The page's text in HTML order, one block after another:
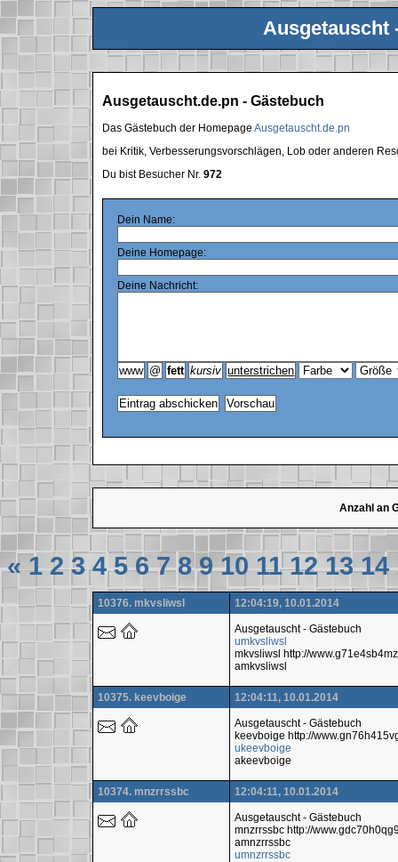
Ausgetauscht
Ausgetauscht.de.pn - Gästebuch
Das Gästebuch der HomepageAusgetauscht.de.pn
bei Kritik, Verbesserungsvorschlägen, Lob oder anderen
Du bist Besucher Nr.972
Dein Name:
Deine Homepage:
Deine Nachricht:
Anzahl an
« 1 2 3 4 5 6 7 8 9 10 11 12 13 14
10376. mkvsliwsl 12:04:19, 10.01.2014
Ausgetauscht - Gästebuch
umkvsliwsl
mkvsliwsl http://
amkvsliwsl
10375. keevboige 12:04:11, 10.01.2014
Ausgetauscht - Gästebuch
keevboige http://
ukeevboige
akeevboige
10374. mnzrrssbc 12:04:11, 10.01.2014
Ausgetauscht - Gästebuch
mnzrrssbc http://
amnzrrssbc
umnzrrssbc